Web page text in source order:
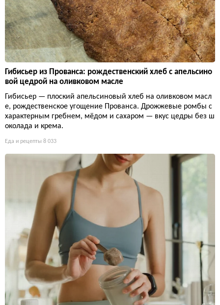
Гибисьер из Прованса: рождественский хлеб с апельсино
вой цедрой на оливковом масле
Гибисьер — плоский апельсиновый хлеб на оливковом масл
е, рождественское угощение Прованса. Дрожжевые ромбы с
характерным гребнем, мёдом и сахаром — вкус цедры без ш
околада и крема.
Еда и рецепты 8 033